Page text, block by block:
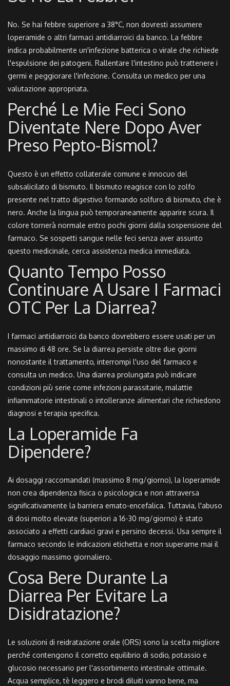
No. Se hai febbre superiore a 38°C, non dovresti assumere
loperamide o altri farmaci antidiarroici da banco. La febbre
indica probabilmente un'infezione batterica o virale che richiede
l'espulsione dei patogeni. Rallentare l'intestino può trattenere i
germi e peggiorare l'infezione. Consulta un medico per una
valutazione appropriata.
Perché Le Mie Feci Sono
Diventate Nere Dopo Aver
Preso Pepto-Bismol?
Questo è un effetto collaterale comune e innocuo del
subsalicilato di bismuto. Il bismuto reagisce con lo zolfo
presente nel tratto digestivo formando solfuro di bismuto, che è
nero. Anche la lingua può temporaneamente apparire scura. Il
colore tornerà normale entro pochi giorni dalla sospensione del
farmaco. Se sospetti sangue nelle feci senza aver assunto
questo medicinale, cerca assistenza medica immediata.
Quanto Tempo Posso
Continuare A Usare I Farmaci
OTC Per La Diarrea?
I farmaci antidiarroici da banco dovrebbero essere usati per un
massimo di 48 ore. Se la diarrea persiste oltre due giorni
nonostante il trattamento, interrompi l'uso del farmaco e
consulta un medico. Una diarrea prolungata può indicare
condizioni più serie come infezioni parassitarie, malattie
infiammatorie intestinali o intolleranze alimentari che richiedono
diagnosi e terapia specifica.
La Loperamide Fa
Dipendere?
Ai dosaggi raccomandati (massimo 8 mg/giorno), la loperamide
non crea dipendenza fisica o psicologica e non attraversa
significativamente la barriera emato-encefalica. Tuttavia, l'abuso
di dosi molto elevate (superiori a 16-30 mg/giorno) è stato
associato a effetti cardiaci gravi e persino decessi. Usa sempre il
farmaco secondo le indicazioni etichetta e non superarne mai il
dosaggio massimo giornaliero.
Cosa Bere Durante La
Diarrea Per Evitare La
Disidratazione?
Le soluzioni di reidratazione orale (ORS) sono la scelta migliore
perché contengono il corretto equilibrio di sodio, potassio e
glucosio necessario per l'assorbimento intestinale ottimale.
Acqua semplice, tè leggero e brodi diluiti vanno bene, ma